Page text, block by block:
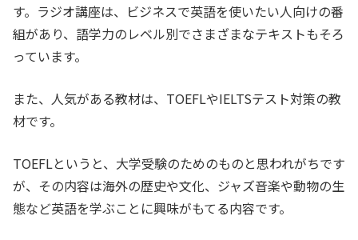
す。ラジオ講座は、ビジネスで英語を使いたい人向けの番
組があり、語学力のレベル別でさまざまなテキストもそろ
っています。
また、人気がある教材は、TOEFLやIELTSテスト対策の教
材です。
TOEFLというと、大学受験のためのものと思われがちです
が、その内容は海外の歴史や文化、ジャズ音楽や動物の生
態など英語を学ぶことに興味がもてる内容です。